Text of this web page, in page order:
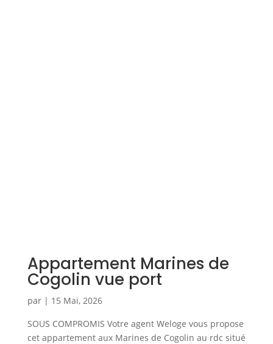
Appartement Marines de
Cogolin vue port
par | 15 Mai, 2026
SOUS COMPROMIS Votre agent Weloge vous propose
cet appartement aux Marines de Cogolin au rdc situé